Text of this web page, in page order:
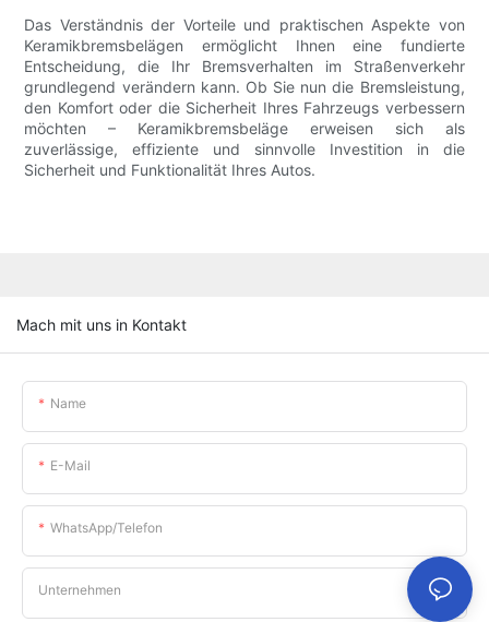
Das Verständnis der Vorteile und praktischen Aspekte von
Keramikbremsbelägen ermöglicht Ihnen eine fundierte
Entscheidung, die Ihr Bremsverhalten im Straßenverkehr
grundlegend verändern kann. Ob Sie nun die Bremsleistung,
den Komfort oder die Sicherheit Ihres Fahrzeugs verbessern
möchten – Keramikbremsbeläge erweisen sich als
zuverlässige, effiziente und sinnvolle Investition in die
Sicherheit und Funktionalität Ihres Autos.
Mach mit uns in Kontakt
Name
E-Mail
WhatsApp/Telefon
Unternehmen